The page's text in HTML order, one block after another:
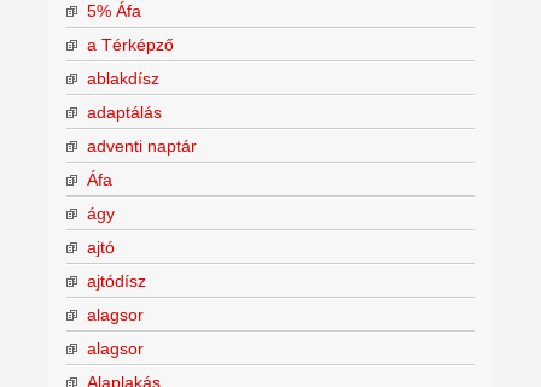
5% Áfa
a Térképző
ablakdísz
adaptálás
adventi naptár
Áfa
ágy
ajtó
ajtódísz
alagsor
alagsor
Alaplakás